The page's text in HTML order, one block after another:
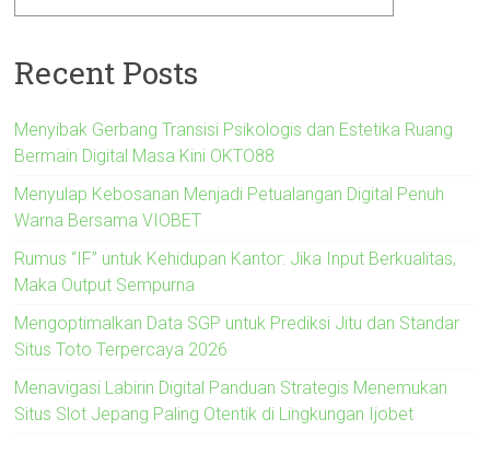
Recent Posts
Menyibak Gerbang Transisi Psikologis dan Estetika Ruang
Bermain Digital Masa Kini OKTO88
Menyulap Kebosanan Menjadi Petualangan Digital Penuh
Warna Bersama VIOBET
Rumus “IF” untuk Kehidupan Kantor: Jika Input Berkualitas,
Maka Output Sempurna
Mengoptimalkan Data SGP untuk Prediksi Jitu dan Standar
Situs Toto Terpercaya 2026
Menavigasi Labirin Digital Panduan Strategis Menemukan
Situs Slot Jepang Paling Otentik di Lingkungan Ijobet